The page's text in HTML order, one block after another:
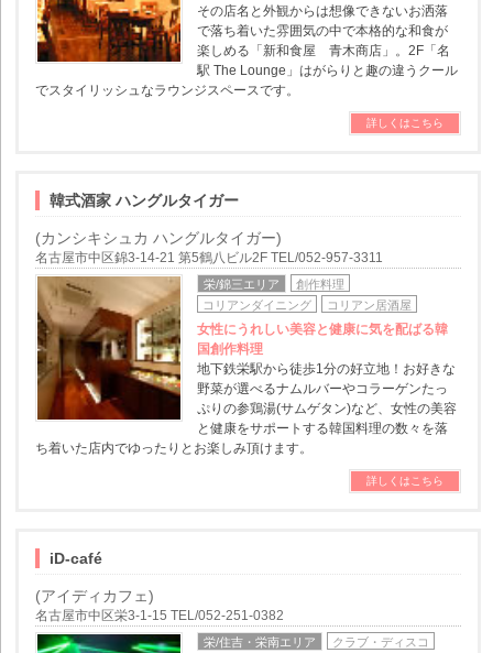
その店名と外観からは想像できないお洒落
で落ち着いた雰囲気の中で本格的な和食が
楽しめる「新和食屋 青木商店」。2F「名
駅 The Lounge」はがらりと趣の違うクール
でスタイリッシュなラウンジスペースです。
詳しくはこちら
韓式酒家 ハングルタイガー
(カンシキシュカ ハングルタイガー)
名古屋市中区錦3-14-21 第5鶴八ビル2F TEL/052-957-3311
栄/錦三エリア
創作料理
コリアンダイニング
コリアン居酒屋
女性にうれしい美容と健康に気を配ばる韓
国創作料理
地下鉄栄駅から徒歩1分の好立地！お好きな
野菜が選べるナムルバーやコラーゲンたっ
ぷりの参鶏湯(サムゲタン)など、女性の美容
と健康をサポートする韓国料理の数々を落
ち着いた店内でゆったりとお楽しみ頂けます。
詳しくはこちら
iD-café
(アイディカフェ)
名古屋市中区栄3-1-15 TEL/052-251-0382
栄/住吉・栄南エリア クラブ・ディスコ